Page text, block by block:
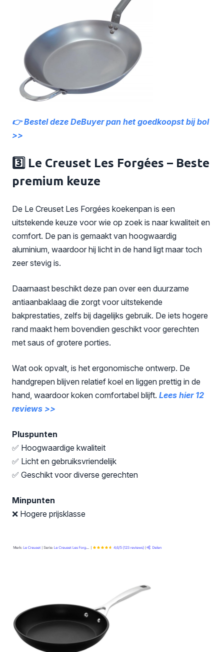
👉 Bestel deze DeBuyer pan het goedkoopst bij bol
>>
3️⃣ Le Creuset Les Forgées – Beste
premium keuze
De Le Creuset Les Forgées koekenpan is een
uitstekende keuze voor wie op zoek is naar kwaliteit en
comfort. De pan is gemaakt van hoogwaardig
aluminium, waardoor hij licht in de hand ligt maar toch
zeer stevig is.
Daarnaast beschikt deze pan over een duurzame
antiaanbaklaag die zorgt voor uitstekende
bakprestaties, zelfs bij dagelijks gebruik. De iets hogere
rand maakt hem bovendien geschikt voor gerechten
met saus of grotere porties.
Wat ook opvalt, is het ergonomische ontwerp. De
handgrepen blijven relatief koel en liggen prettig in de
hand, waardoor koken comfortabel blijft. Lees hier 12
reviews >>
Pluspunten
✅ Hoogwaardige kwaliteit
✅ Licht en gebruiksvriendelijk
✅ Geschikt voor diverse gerechten
Minpunten
❌ Hogere prijsklasse